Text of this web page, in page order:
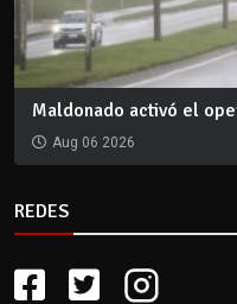
Maldonado activó el
Aug 06 2026
REDES